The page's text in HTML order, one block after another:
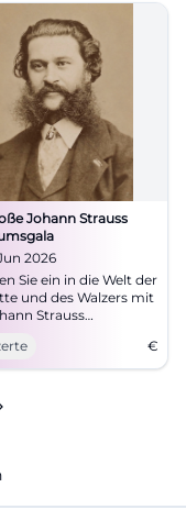
Johann Strauss
2026
Sie ein in die Welt der
und des Walzers mit
Strauss
im Asamsaal,
€